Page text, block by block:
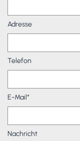
Adresse
Telefon
E-Mail*
Nachricht